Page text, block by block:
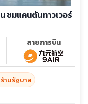
น ชมแคนตันทาวเวอร์
สายการบิน
ร้านรัฐบาล